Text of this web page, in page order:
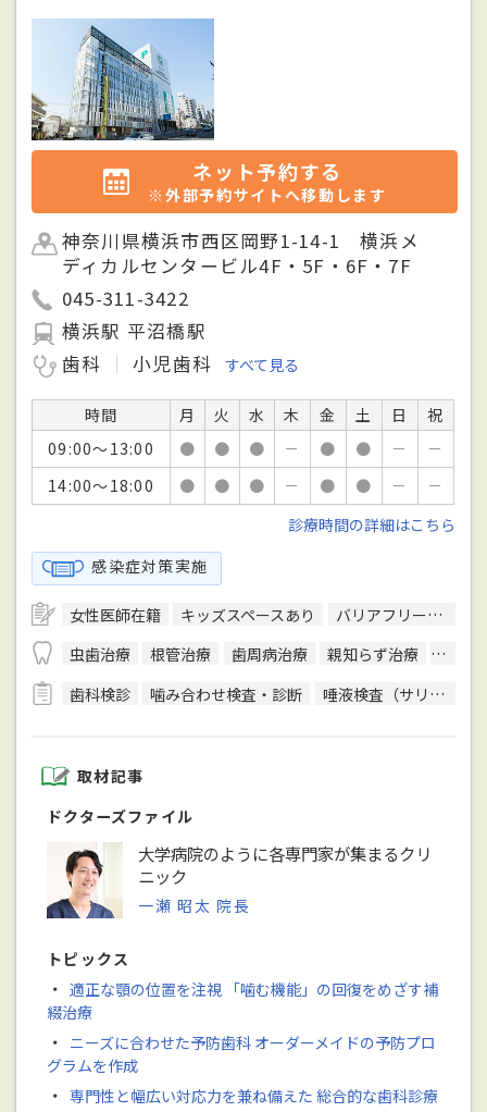
ネット予約する
※外部予約サイトへ移動します
神奈川県横浜市西区岡野1-14-1 横浜メ
ディカルセンタービル4F・5F・6F・7F
045-311-3422
横浜駅 平沼橋駅
歯科
小児歯科 すべて見る
時間 月 火 水 木 金 土 日
祝
09:00～13:00
● ● ● － ● ● －
－
14:00～18:00
● ● ● － ● ● －
－
診療時間の詳細はこちら
感染症対策実施
女性医師在籍 キッズスペースあり バリアフリー対応
虫歯治療
根管治療 歯周病治療 親知らず治療
顎関
歯科検診
噛み合わせ検査・診断 唾液検査（サリバテスト）
取材記事
ドクターズファイル
大学病院のように各専門家が集まるクリ
ニック
一瀬 昭太 院長
トピックス
・ 適正な顎の位置を注視 「噛む機能」の回復をめざす補
綴治療
・ ニーズに合わせた予防歯科 オーダーメイドの予防プロ
グラムを作成
・ 専門性と幅広い対応力を兼ね備えた 総合的な歯科診療